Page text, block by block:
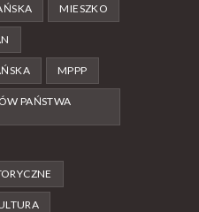
MIESZKO
MPPP
PAŃSTWA